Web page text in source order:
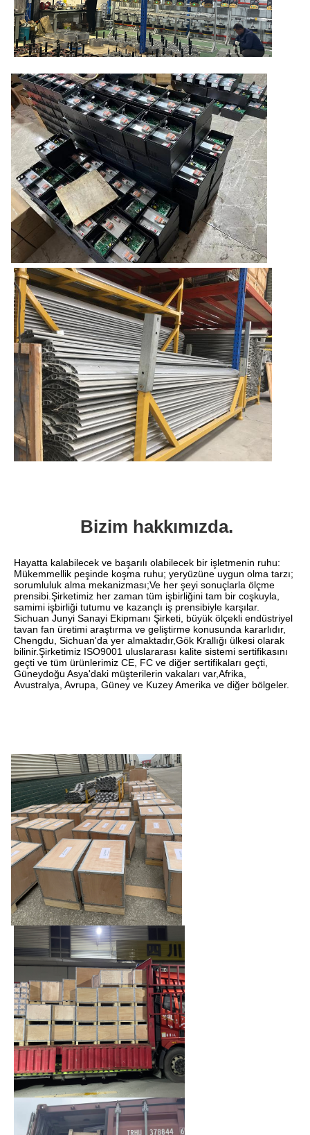
Bizim hakkımızda.
Hayatta kalabilecek ve başarılı olabilecek bir işletmenin ruhu:
Mükemmellik peşinde koşma ruhu; yeryüzüne uygun olma tarzı;
sorumluluk alma mekanizması;Ve her şeyi sonuçlarla ölçme
prensibi.Şirketimiz her zaman tüm işbirliğini tam bir coşkuyla,
samimi işbirliği tutumu ve kazançlı iş prensibiyle karşılar.
Sichuan Junyi Sanayi Ekipmanı Şirketi, büyük ölçekli endüstriyel
tavan fan üretimi araştırma ve geliştirme konusunda kararlıdır,
Chengdu, Sichuan'da yer almaktadır,Gök Krallığı ülkesi olarak
bilinir.Şirketimiz ISO9001 uluslararası kalite sistemi sertifikasını
geçti ve tüm ürünlerimiz CE, FC ve diğer sertifikaları geçti,
Güneydoğu Asya'daki müşterilerin vakaları var,Afrika,
Avustralya, Avrupa, Güney ve Kuzey Amerika ve diğer bölgeler.